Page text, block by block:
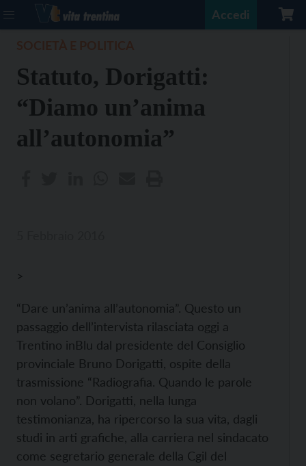
Accedi
Statuto, Dorigatti:
“Diamo un’anima
all’autonomia”
>
“Dare un’anima all’autonomia”. Questo un
passaggio dell’intervista rilasciata oggi a
Trentino inBlu dal presidente del Consiglio
provinciale Bruno Dorigatti, ospite della
trasmissione “Radiografia. Quando le parole
non volano”. Dorigatti, nella lunga
testimonianza, ha ripercorso la sua vita, dagli
studi in arti grafiche, alla carriera nel sindacato
come segretario generale della Cgil del